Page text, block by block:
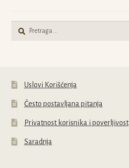
Pretraga
Uslovi Korišćenja
Često postavljana pitanja
Privatnost korisnika i poverljivost
Saradnja